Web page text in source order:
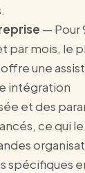
— Pour
par mois, le
une
intégration
et des
ce qui
spécifiques